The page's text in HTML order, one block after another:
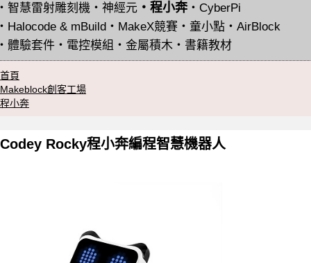
智慧雷射雕刻機 ・ 神經元 ・ 程小奔・ CyberPi
Halocode & mBuild ・ MakeX競賽 ・ 童小點 ・ AirBlock
體驗套件 ・ 電控模組 ・ 金屬積木 ・ 書籍教材
首頁
Makeblock創客工場
程小奔
Codey Rocky程小奔編程智慧機器人